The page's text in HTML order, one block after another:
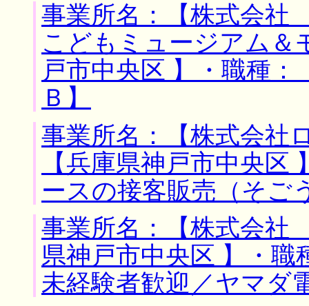
事業所名：【株式会
こどもミュージアム＆
戸市中央区 】・職種
Ｂ】
事業所名：【株式会社
【兵庫県神戸市中央
ースの接客販売（そ
事業所名：【株式会
県神戸市中央区 】・
未経験者歓迎／ヤマダ